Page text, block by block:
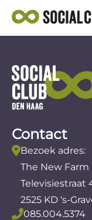
SOCIAAL
VEELGESTELDE
AANMELDEN ALS
Contact
Bezoek adres:
The New Farm
Televisiestraat
2525 KD ‘s-
085.004.5374